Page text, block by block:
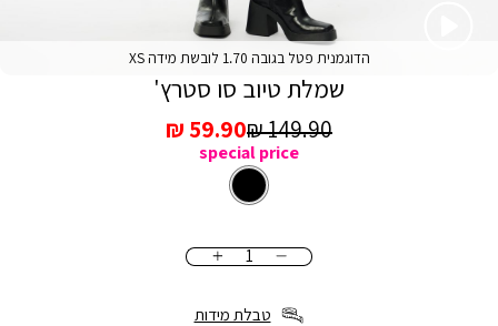
שמלת טיוב סו סטרץ'
מחיר
מכירה
59.90 ₪
מחיר
רגיל
149.90 ₪
special price
טבלת מידות
הדוגמנית פטל בגובה 1.70 לובשת מידה XS